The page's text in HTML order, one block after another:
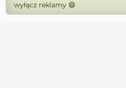
wyłącz reklamy 😄